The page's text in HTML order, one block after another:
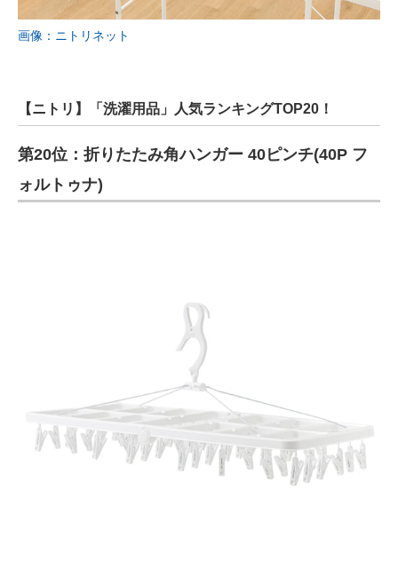
画像：ニトリネット
【ニトリ】「洗濯用品」人気ランキングTOP20！
第20位：折りたたみ角ハンガー 40ピンチ(40P フ
ォルトゥナ)